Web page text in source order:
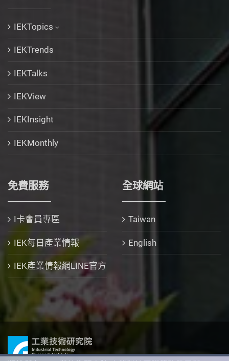
IEKTopics
IEKTrends
IEKTalks
IEKView
IEKInsight
IEKMonthly
免費服務
I卡會員專區
IEK每日產業情報
IEK產業情報網LINE官方
全球網站
Taiwan
English